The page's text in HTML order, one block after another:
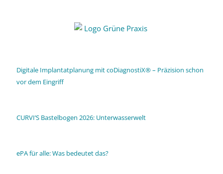
Digitale Implantatplanung mit coDiagnostiX® – Präzision schon
vor dem Eingriff
CURVI’S Bastelbogen 2026: Unterwasserwelt
ePA für alle: Was bedeutet das?